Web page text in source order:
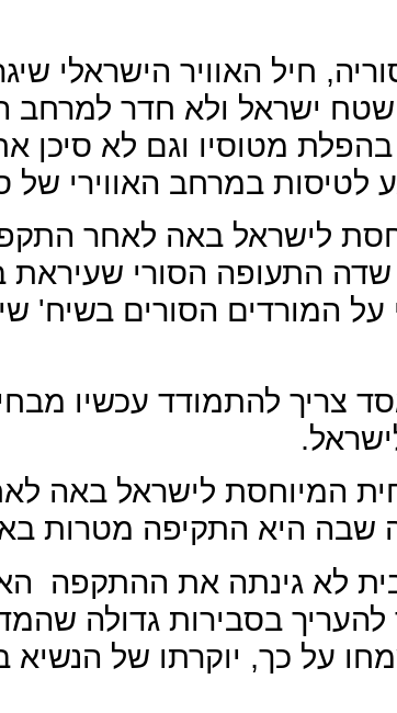
חיל האוויר הישראלי
ישראל ולא חדר למרחב
מטוסיו וגם לא סיכן
לטיסות במרחב האווירי של
לישראל באה לאחר
שדה התעופה הסורי
המורדים הסורים בשיח'
צריך להתמודד עכשיו
המיוחסת לישראל באה
שבה היא התקיפה מטרות
לא גינתה את ההתקפה
בסבירות גדולה
על כך, יוקרתו של